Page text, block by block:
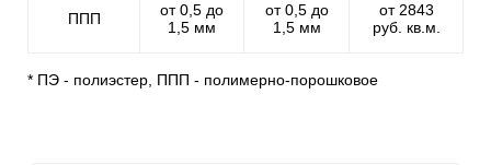
ППП
от 0,5 до
1,5 мм
от 0,5 до
1,5 мм
от 2843
руб. кв.м.
* ПЭ - полиэстер, ППП - полимерно-порошковое